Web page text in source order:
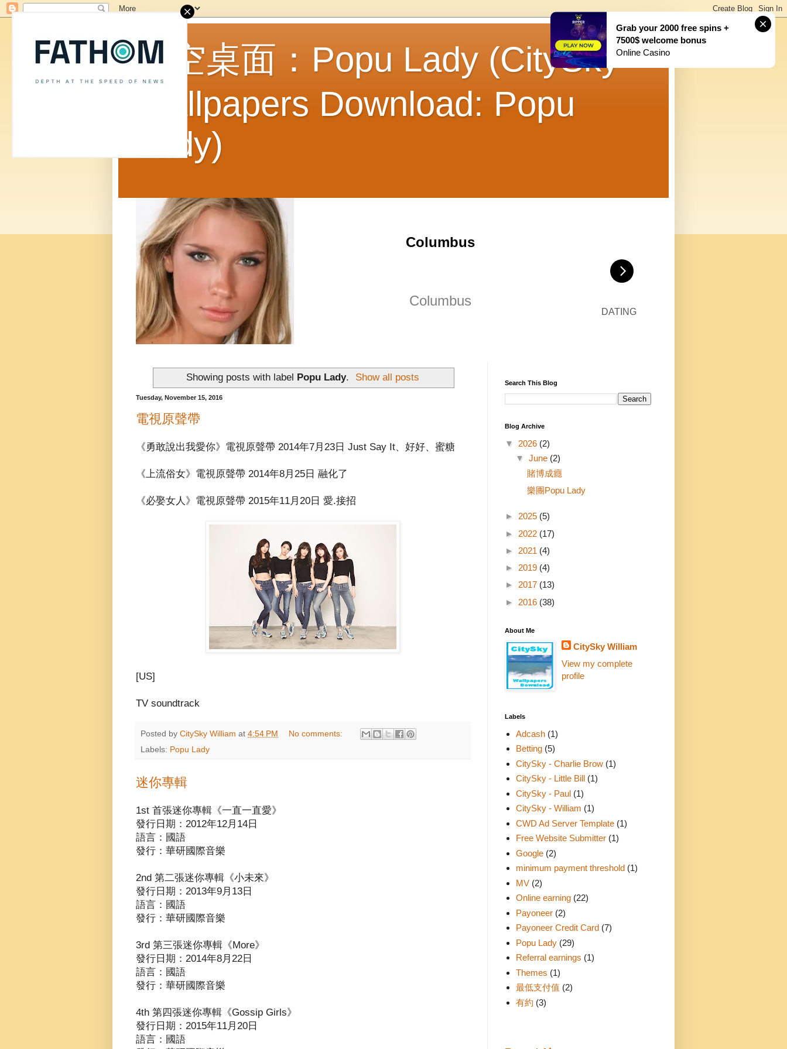
天空桌面：Popu Lady (CitySky
Wallpapers Download: Popu
Lady)
Columbus
Columbus
DATING
Showing posts with label Popu Lady. Show all posts
Tuesday, November 15, 2016
電視原聲帶
《勇敢說出我愛你》電視原聲帶 2014年7月23日 Just Say It、好好、蜜糖
《上流俗女》電視原聲帶 2014年8月25日 融化了
《必娶女人》電視原聲帶 2015年11月20日 愛.接招
[US]
TV soundtrack
Posted by CitySky William at 4:54 PM
No comments:
Labels: Popu Lady
迷你專輯
1st 首張迷你專輯《一直一直愛》
發行日期：2012年12月14日
語言：國語
發行：華研國際音樂
2nd 第二張迷你專輯《小未來》
發行日期：2013年9月13日
語言：國語
發行：華研國際音樂
3rd 第三張迷你專輯《More》
發行日期：2014年8月22日
語言：國語
發行：華研國際音樂
4th 第四張迷你專輯《Gossip Girls》
發行日期：2015年11月20日
語言：國語
Grab your 2000 free spins +
7500$ welcome bonus
Online Casino
Search This Blog
Blog Archive
▼ 2026 (2)
▼ June (2)
賭博成癮
樂團Popu Lady
► 2025 (5)
► 2022 (17)
► 2021 (4)
► 2019 (4)
► 2017 (13)
► 2016 (38)
About Me
CitySky William
View my complete
profile
Labels
Adcash (1)
Betting (5)
CitySky - Charlie Brow (1)
CitySky - Little Bill (1)
CitySky - Paul (1)
CitySky - William (1)
CWD Ad Server Template (1)
Free Website Submitter (1)
Google (2)
minimum payment threshold (1)
MV (2)
Online earning (22)
Payoneer (2)
Payoneer Credit Card (7)
Popu Lady (29)
Referral earnings (1)
Themes (1)
最低支付值 (2)
有約 (3)